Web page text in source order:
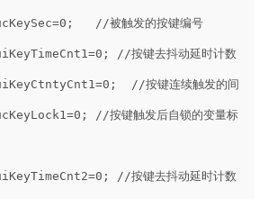
//被触发的按键编号
//按键去抖动延时计数
//按键连续触发的间
//按键触发后自锁的变量标
//按键去抖动延时计数